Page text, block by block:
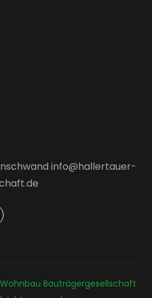
info@hallertauer-
Bauträgergesellschaft